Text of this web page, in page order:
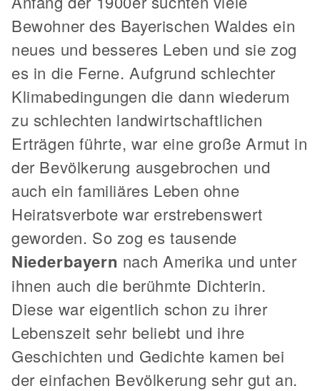
Bewohner des Bayerischen Waldes ein
neues und besseres Leben und sie zog
es in die Ferne. Aufgrund schlechter
Klimabedingungen die dann wiederum
zu schlechten landwirtschaftlichen
Erträgen führte, war eine große Armut in
der Bevölkerung ausgebrochen und
auch ein familiäres Leben ohne
Heiratsverbote war erstrebenswert
geworden. So zog es tausende
Niederbayern nach Amerika und unter
ihnen auch die berühmte Dichterin.
Diese war eigentlich schon zu ihrer
Lebenszeit sehr beliebt und ihre
Geschichten und Gedichte kamen bei
der einfachen Bevölkerung sehr gut an.